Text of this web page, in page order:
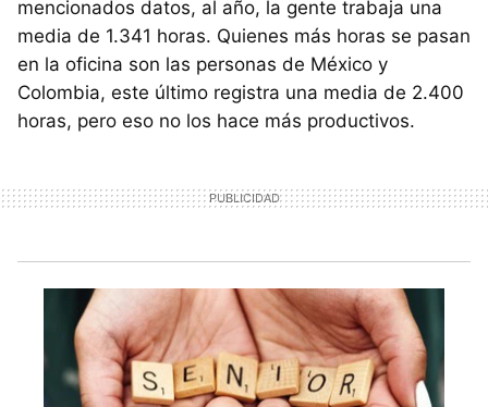
mencionados datos, al año, la gente trabaja una
media de 1.341 horas. Quienes más horas se pasan
en la oficina son las personas de México y
Colombia, este último registra una media de 2.400
horas, pero eso no los hace más productivos.